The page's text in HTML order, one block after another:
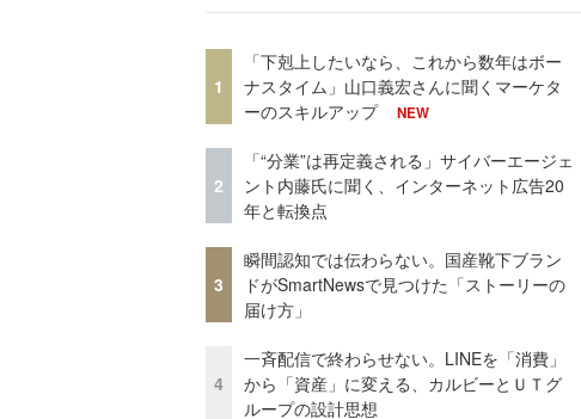
1
「下剋上したいなら、これから数年はボー
ナスタイム」山口義宏さんに聞くマーケタ
ーのスキルアップ
NEW
2
「“分業”は再定義される」サイバーエージェ
ント内藤氏に聞く、インターネット広告20
年と転換点
3
瞬間認知では伝わらない。国産靴下ブラン
ドがSmartNewsで見つけた「ストーリーの
届け方」
4
一斉配信で終わらせない。LINEを「消費」
から「資産」に変える、カルビーとＵＴグ
ループの設計思想